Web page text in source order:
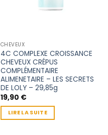
CHEVEUX
4C COMPLEXE CROISSANCE
CHEVEUX CRÉPUS
COMPLÉMENTAIRE
ALIMENETAIRE – LES SECRETS
DE LOLY – 29,85g
19,90 €
LIRE LA SUITE